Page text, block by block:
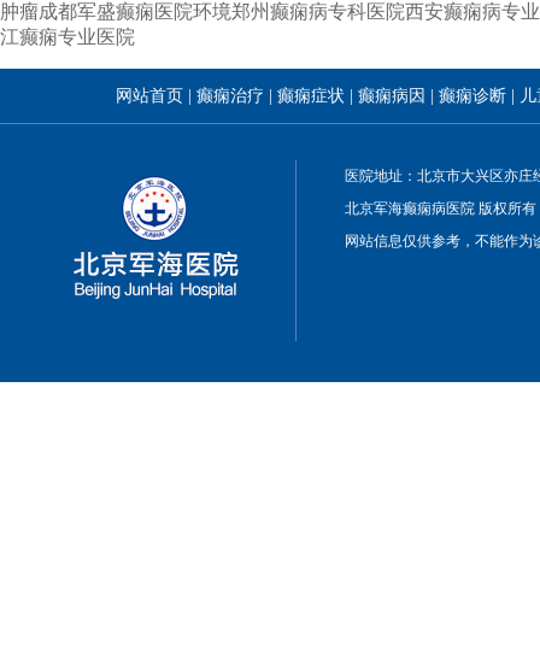
肿瘤成都军盛癫痫医院环境郑州癫痫病专科医院西安癫痫病专
江癫痫专业医院
网站首页 |癫痫治疗 |癫痫症状 |癫痫病因 |癫痫诊断
医院地址：北京市大兴区亦
北京军海癫痫病医院 版权所有
网站信息仅供参考，不能作